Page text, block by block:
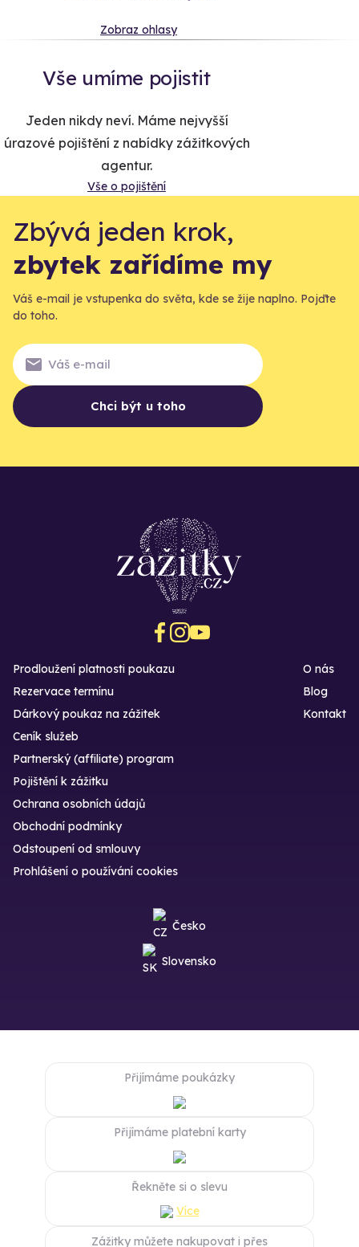
Zobraz ohlasy
Vše umíme pojistit
Jeden nikdy neví. Máme nejvyšší
úrazové pojištění z nabídky zážitkových
agentur.
Vše o pojištění
Zbývá jeden krok,
zbytek zařídíme my
Váš e-mail je vstupenka do světa, kde se žije naplno. Pojďte
do toho.
Chci být u toho
Prodloužení platnosti poukazu
Rezervace termínu
Dárkový poukaz na zážitek
O nás
Blog
Kontakt
Ceník služeb
Partnerský (affiliate) program
Pojištění k zážitku
Ochrana osobních údajů
Obchodní podmínky
Odstoupení od smlouvy
Prohlášení o používání cookies
Česko
Slovensko
Přijímáme poukázky
Přijímáme platební karty
Řekněte si o slevu
Více
Zážitky můžete nakupovat i přes